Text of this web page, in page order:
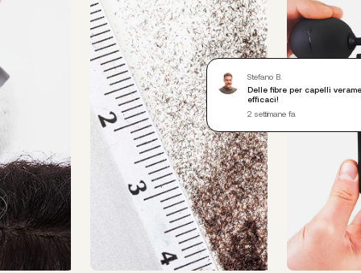
Stefano B.
Delle fibre per capelli
efficaci!
2 settimane fa